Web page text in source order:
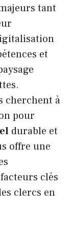
tant
et
cherchent à
pour
durable et
offre une
clés
clercs en